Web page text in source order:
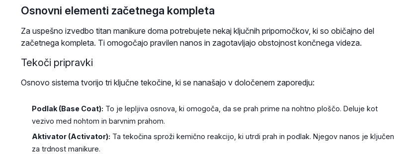
Osnovni elementi začetnega kompleta
Za uspešno izvedbo titan manikure doma potrebujete nekaj ključnih pripomočkov, ki so običajno del
začetnega kompleta. Ti omogočajo pravilen nanos in zagotavljajo obstojnost končnega videza.
Tekoči pripravki
Osnovo sistema tvorijo tri ključne tekočine, ki se nanašajo v določenem zaporedju:
Podlak (Base Coat): To je lepljiva osnova, ki omogoča, da se prah prime na nohtno ploščo. Deluje kot
vezivo med nohtom in barvnim prahom.
Aktivator (Activator): Ta tekočina sproži kemično reakcijo, ki utrdi prah in podlak. Njegov nanos je ključen
za trdnost manikure.